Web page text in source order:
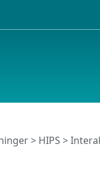
> HIPS >